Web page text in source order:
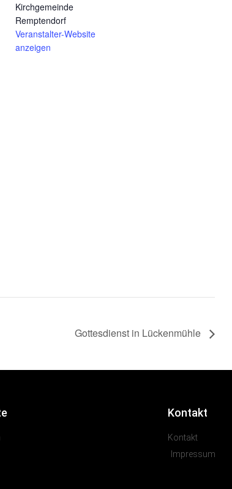
Kirchgemeinde
Remptendorf
Veranstalter-Website
anzeigen
Gottesdienst in Lückenmühle
Kontakt
Kontakt
Impressum